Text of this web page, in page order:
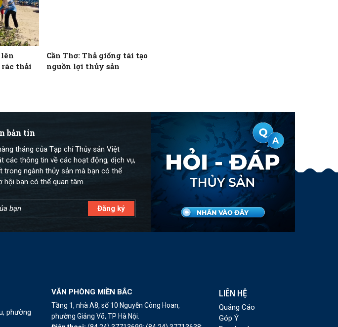
lên
rác thải
Cần Thơ: Thả giống tái tạo
nguồn lợi thủy sản
bản tin
tháng của Tạp chí Thủy sản Việt
các thông tin về các hoạt động, dịch vụ,
trong ngành thủy sản mà bạn có thể
hội bạn có thể quan tâm.
phường
VĂN PHÒNG MIỀN BẮC
Tầng 1, nhà A8, số 10 Nguyễn Công Hoan,
phường Giảng Võ, TP Hà Nội.
LIÊN HỆ
Quảng Cáo
Góp Ý